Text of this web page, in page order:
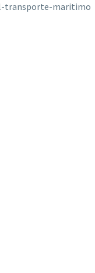
transporte-maritimo